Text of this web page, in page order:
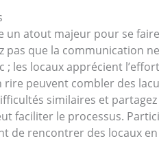
atout majeur pour se
que la communication
les locaux apprécient
peuvent combler des
similaires et
faciliter le processus.
rencontrer des locaux